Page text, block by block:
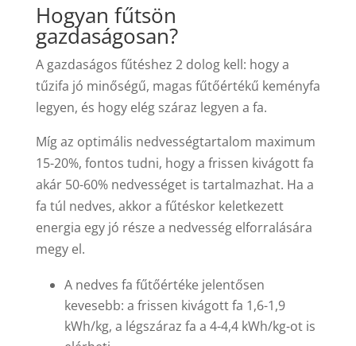
Hogyan fűtsön
gazdaságosan?
A gazdaságos fűtéshez 2 dolog kell: hogy a
tűzifa jó minőségű, magas fűtőértékű keményfa
legyen, és hogy elég száraz legyen a fa.
Míg az optimális nedvességtartalom maximum
15-20%, fontos tudni, hogy a frissen kivágott fa
akár 50-60% nedvességet is tartalmazhat. Ha a
fa túl nedves, akkor a fűtéskor keletkezett
energia egy jó része a nedvesség elforralására
megy el.
A nedves fa fűtőértéke jelentősen
kevesebb: a frissen kivágott fa 1,6-1,9
kWh/kg, a légszáraz fa a 4-4,4 kWh/kg-ot is